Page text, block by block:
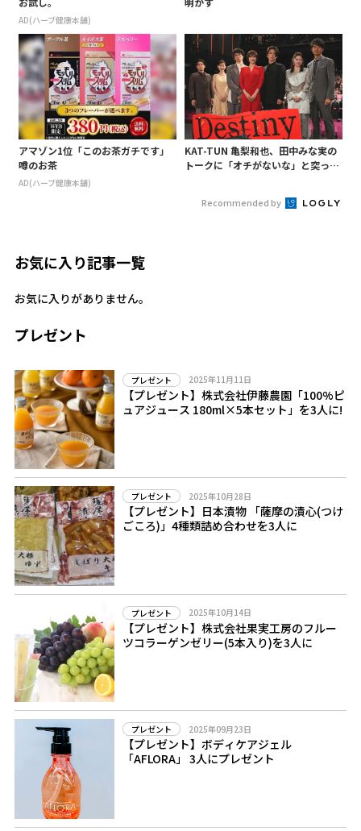
AD(ハーブ健康本舗)
アマゾン1位「このお茶ガチです」
噂のお茶
AD(ハーブ健康本舗)
KAT-TUN 亀梨和也、田中みな実の
トークに「オチがないな」と突っ込
Recommended by
お気に入り記事一覧
お気に入りがありません。
プレゼント
プレゼント 2025年11月11日
【プレゼント】株式会社伊藤農園「100%ピ
ュアジュース 180ml×5本セット」を3人に!
プレゼント 2025年10月28日
【プレゼント】日本漬物 「薩摩の漬心(つけ
ごころ)」4種類詰め合わせを3人に
プレゼント 2025年10月14日
【プレゼント】株式会社果実工房のフルー
ツコラーゲンゼリー(5本入り)を3人に
プレゼント 2025年09月23日
【プレゼント】ボディケアジェル
「AFLORA」 3人にプレゼント